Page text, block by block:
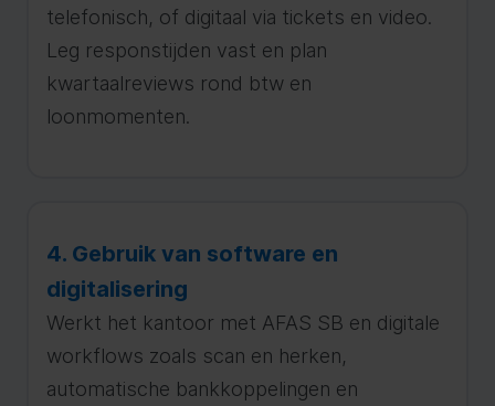
telefonisch, of digitaal via tickets en video.
Leg responstijden vast en plan
kwartaalreviews rond btw en
loonmomenten.
4. Gebruik van software en
digitalisering
Werkt het kantoor met AFAS SB en digitale
workflows zoals scan en herken,
automatische bankkoppelingen en